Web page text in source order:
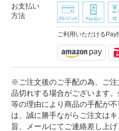
お支払い
方法
ご利用いただけるPay
※ご注文後のご手配の為、ご注
品切れする場合がございます
等の理由により商品の手配が
は、誠に勝手ながらご注文は
旨、メールにてご連絡差し上